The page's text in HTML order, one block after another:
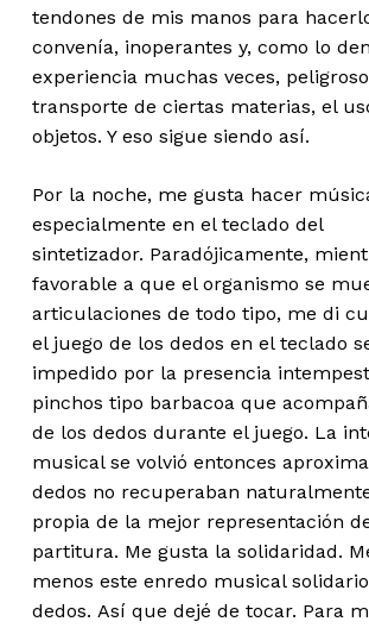
tendones de mis manos para
convenía, inoperantes y, como lo
experiencia muchas veces,
transporte de ciertas materias, el
objetos. Y eso sigue siendo así.
Por la noche, me gusta hacer
especialmente en el teclado del
sintetizador. Paradójicamente,
favorable a que el organismo se
articulaciones de todo tipo, me di
el juego de los dedos en el teclado
impedido por la presencia
pinchos tipo barbacoa que
de los dedos durante el juego. La
musical se volvió entonces
dedos no recuperaban
propia de la mejor representación
partitura. Me gusta la solidaridad.
menos este enredo musical
dedos. Así que dejé de tocar. Para